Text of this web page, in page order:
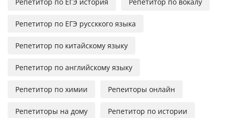
Репетитор по ЕГЭ история Репетитор по вокалу
Репетитор по ЕГЭ руссккого языка
Репетитор по китайскому языку
Репетитор по английскому языку
Репетитор по химии Репеиторы онлайн
Репетиторы на дому Репетитор по истории